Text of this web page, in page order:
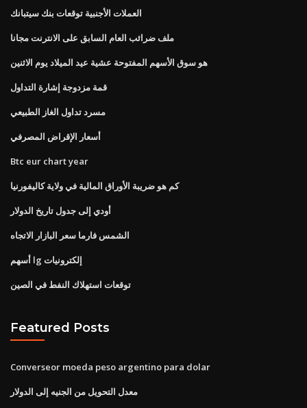
العملات الأجنبية توقعات بنك سيتبانك
ملف ضرائب العام السابق على الانترنت مجانا
هو سوق الأسهم المفتوحة عشية عيد الميلاد يوم الاثنين
قمة مزدوجة إشارة التداول
مسرد تداول الغاز الطبيعي
أسعار الإقراض المصرفي
Btc eur chart year
كم هو ضريبة الأوراق المالية في ولاية كاليفورنيا
أودي إلى جدول تاريخ الدولار
الشمس فارما سعر البازار الاتجاه
أسهم lg إلكترونيات
توقعات استهلاك النفط في الصين
Featured Posts
Converseor moeda peso argentino para dolar
معدل التحويل من الجنيه إلى الدولار